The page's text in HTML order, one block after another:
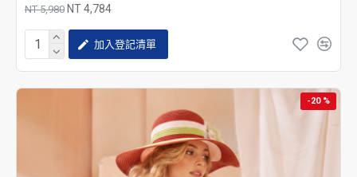
NT 5,980 NT 4,784
加入登記清單
-20 %